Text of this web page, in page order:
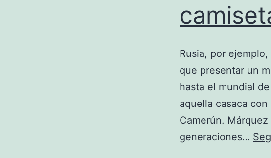
Rusia, por
que presentar un
hasta el mundial
aquella casaca
Camerún.
generaciones…